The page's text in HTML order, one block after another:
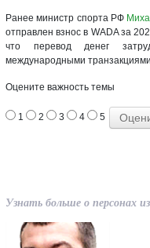
Ранее министр спорта РФ
отправлен взнос в WADA за
что перевод денег
международными
Оцените важность темы
1 2 3 4 5
Узнать больше о персонах